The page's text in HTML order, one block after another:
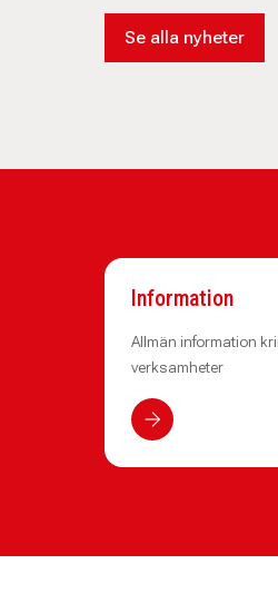
Se alla nyheter
Information
Allmän information
verksamheter